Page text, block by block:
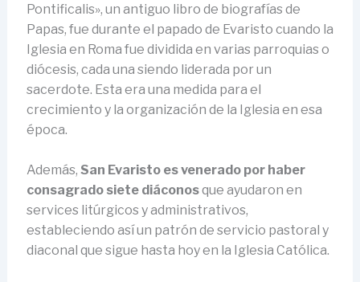
Pontificalis», un antiguo libro de biografías de
Papas, fue durante el papado de Evaristo cuando la
Iglesia en Roma fue dividida en varias parroquias o
diócesis, cada una siendo liderada por un
sacerdote. Esta era una medida para el
crecimiento y la organización de la Iglesia en esa
época.
Además, San Evaristo es venerado por haber
consagrado siete diáconosque ayudaron en
services litúrgicos y administrativos,
estableciendo así un patrón de servicio pastoral y
diaconal que sigue hasta hoy en la Iglesia Católica.